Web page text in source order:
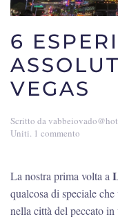
6
VEGAS
Scritto da
Uniti. 1 commento
fare
a
La nostra prima volta a
qualcosa di speciale
nella città del peccato